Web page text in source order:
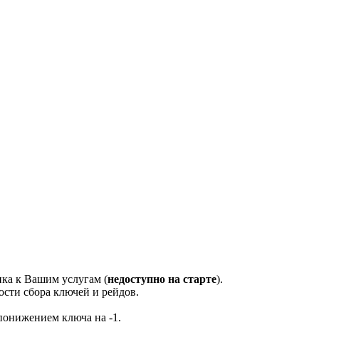
к Вашим услугам (недоступно на старте).
сбора ключей и рейдов.
ключа на -1.